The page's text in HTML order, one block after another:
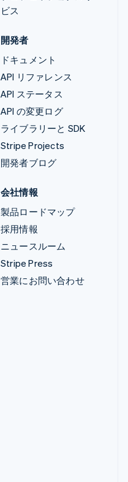
ビス
開発者
ドキュメント
API リファレンス
API ステータス
API の変更ログ
ライブラリーと SDK
Stripe Projects
開発者ブログ
会社情報
製品ロードマップ
採用情報
ニュースルーム
Stripe Press
営業にお問い合わせ